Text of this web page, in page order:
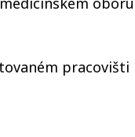
pracovišti